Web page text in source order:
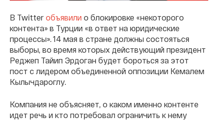
В Twitter объявили о блокировке «некоторого
контента» в Турции «в ответ на юридические
процессы». 14 мая в стране должны состояться
выборы, во время которых действующий президент
Реджеп Тайип Эрдоган будет бороться за этот
пост с лидером объединенной оппозиции Кемалем
Кылычдароглу.
Компания не объясняет, о каком именно контенте
идет речь и кто потребовал ограничить к нему